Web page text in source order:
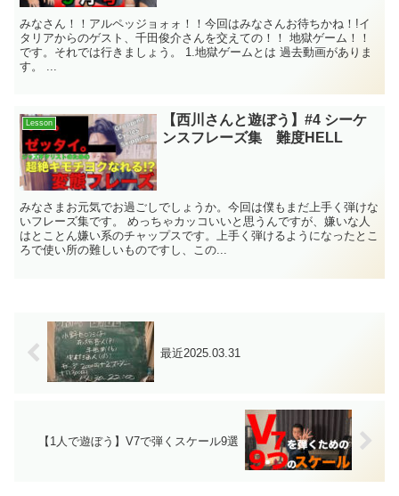
みなさん！！アルペッジョォォ！！今回はみなさんお待ちかね！!イ
タリアからのゲスト、千田俊介さんを交えての！！ 地獄ゲーム！！
です。それでは行きましょう。 1.地獄ゲームとは 過去動画がありま
す。 ...
Lesson
【西川さんと遊ぼう】#4 シーケ
ンスフレーズ集 難度HELL
みなさまお元気でお過ごしでしょうか。今回は僕もまだ上手く弾けな
いフレーズ集です。 めっちゃカッコいいと思うんですが、嫌いな人
はとことん嫌い系のチャップスです。上手く弾けるようになったとこ
ろで使い所の難しいものですし、この...
最近2025.03.31
【1人で遊ぼう】V7で弾くスケール9選